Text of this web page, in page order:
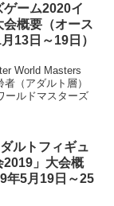
ーム2020イ
会概要（オース
13日～19日）
World Masters
（アダルト層）
ールドマスターズ
ルトフィギュ
2019」大会概
年5月19日～25